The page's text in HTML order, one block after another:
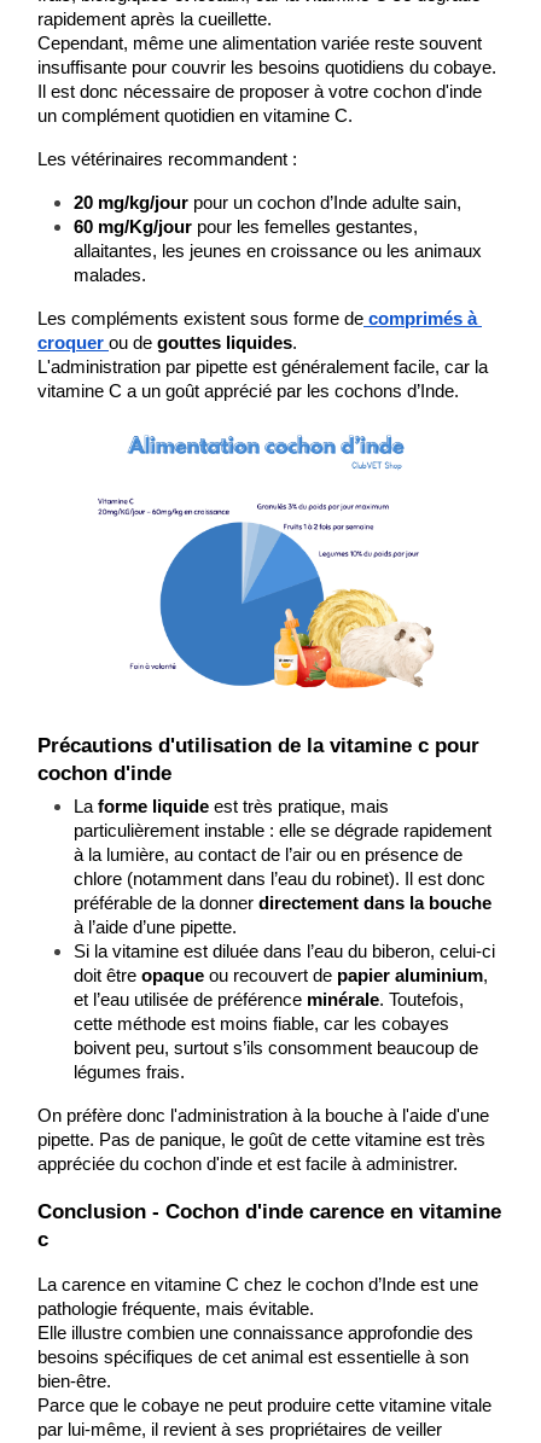
rapidement après la cueillette.
Cependant, même une alimentation variée reste souvent
insuffisante pour couvrir les besoins quotidiens du cobaye.
Il est donc nécessaire de proposer à votre cochon d'inde
un complément quotidien en vitamine C.
Les vétérinaires recommandent :
20 mg/kg/jour pour un cochon d’Inde adulte sain,
60 mg/Kg/jour pour les femelles gestantes,
allaitantes, les jeunes en croissance ou les animaux
malades.
Les compléments existent sous forme de comprimés à
croquer ou de gouttes liquides.
L'administration par pipette est généralement facile, car la
vitamine C a un goût apprécié par les cochons d’Inde.
Précautions d'utilisation de la vitamine c pour
cochon d'inde
La forme liquide est très pratique, mais
particulièrement instable : elle se dégrade rapidement
à la lumière, au contact de l’air ou en présence de
chlore (notamment dans l’eau du robinet). Il est donc
préférable de la donner directement dans la bouche
à l’aide d’une pipette.
Si la vitamine est diluée dans l’eau du biberon, celui-ci
doit être opaque ou recouvert de papier aluminium,
et l’eau utilisée de préférence minérale. Toutefois,
cette méthode est moins fiable, car les cobayes
boivent peu, surtout s’ils consomment beaucoup de
légumes frais.
On préfère donc l'administration à la bouche à l'aide d'une
pipette. Pas de panique, le goût de cette vitamine est très
appréciée du cochon d'inde et est facile à administrer.
Conclusion - Cochon d'inde carence en vitamine
c
La carence en vitamine C chez le cochon d’Inde est une
pathologie fréquente, mais évitable.
Elle illustre combien une connaissance approfondie des
besoins spécifiques de cet animal est essentielle à son
bien-être.
Parce que le cobaye ne peut produire cette vitamine vitale
par lui-même, il revient à ses propriétaires de veiller